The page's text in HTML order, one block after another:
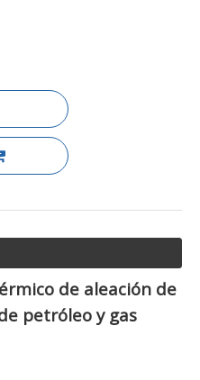
de aleación de
petróleo y gas